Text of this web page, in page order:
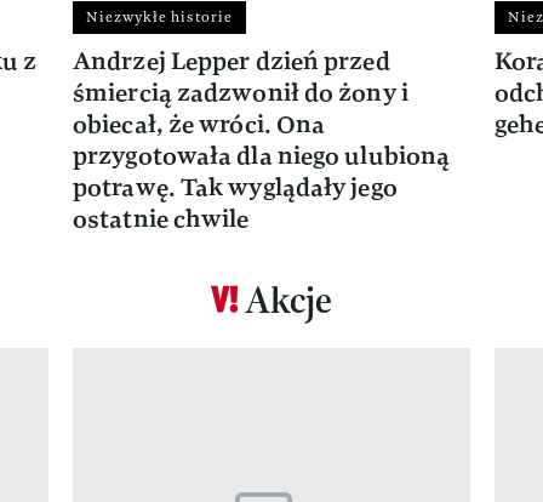
z
Niezwykłe historie
Andrzej Lepper dzień przed
śmiercią zadzwonił do żony i
obiecał, że wróci. Ona
przygotowała dla niego ulubioną
potrawę. Tak wyglądały jego
ostatnie chwile
Akcje